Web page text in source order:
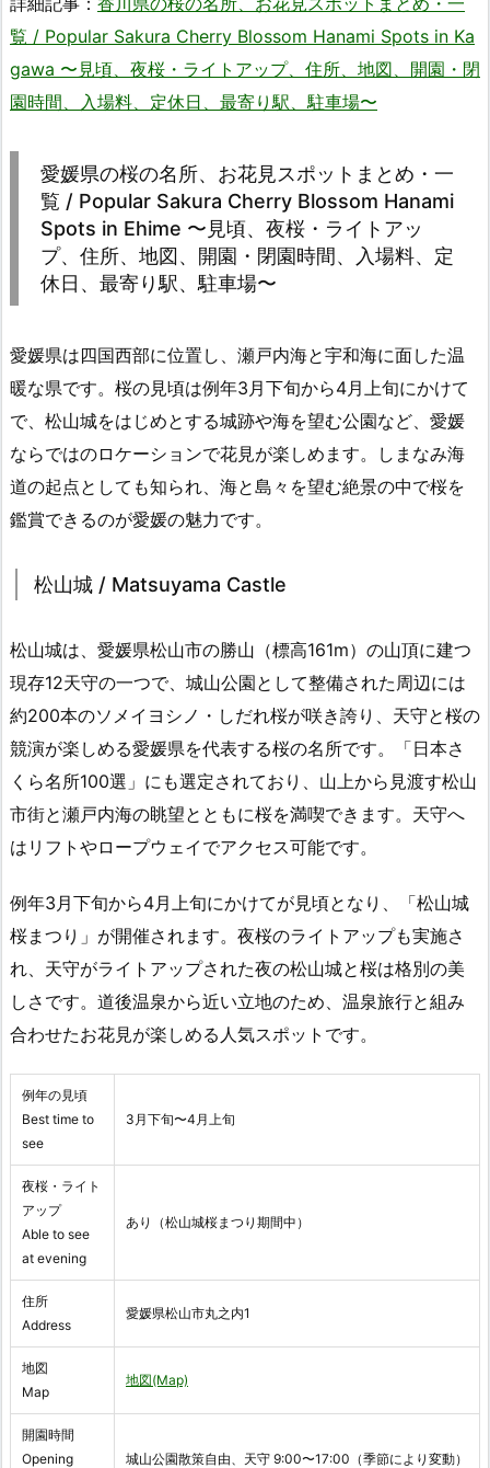
覧 / Popular Sakura Cherry Blossom Hanami Spots in Ka
gawa 〜見頃、夜桜・ライトアップ、住所、地図、開園・閉
園時間、入場料、定休日、最寄り駅、駐車場〜
愛媛県の桜の名所、お花見スポットまとめ・一
覧 / Popular Sakura Cherry Blossom Hanami
Spots in Ehime 〜見頃、夜桜・ライトアッ
プ、住所、地図、開園・閉園時間、入場料、定
休日、最寄り駅、駐車場〜
愛媛県は四国西部に位置し、瀬戸内海と宇和海に面した温
暖な県です。桜の見頃は例年3月下旬から4月上旬にかけて
で、松山城をはじめとする城跡や海を望む公園など、愛媛
ならではのロケーションで花見が楽しめます。しまなみ海
道の起点としても知られ、海と島々を望む絶景の中で桜を
鑑賞できるのが愛媛の魅力です。
松山城 / Matsuyama Castle
松山城は、愛媛県松山市の勝山（標高161m）の山頂に建つ
現存12天守の一つで、城山公園として整備された周辺には
約200本のソメイヨシノ・しだれ桜が咲き誇り、天守と桜の
競演が楽しめる愛媛県を代表する桜の名所です。「日本さ
くら名所100選」にも選定されており、山上から見渡す松山
市街と瀬戸内海の眺望とともに桜を満喫できます。天守へ
はリフトやロープウェイでアクセス可能です。
例年3月下旬から4月上旬にかけてが見頃となり、「松山城
桜まつり」が開催されます。夜桜のライトアップも実施さ
れ、天守がライトアップされた夜の松山城と桜は格別の美
しさです。道後温泉から近い立地のため、温泉旅行と組み
合わせたお花見が楽しめる人気スポットです。
例年の見頃
Best time to
see
3月下旬〜4月上旬
夜桜・ライト
アップ
Able to see
at evening
あり（松山城桜まつり期間中）
住所
Address
愛媛県松山市丸之内1
地図
Map
地図(Map)
開園時間
Opening
城山公園散策自由、天守 9:00〜17:00（季節により変動）